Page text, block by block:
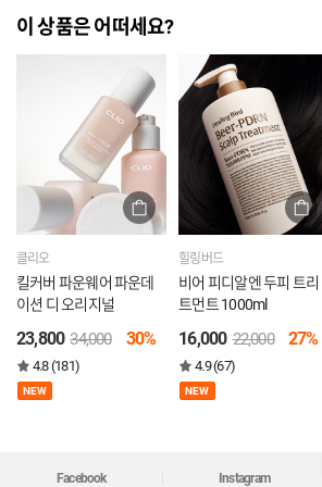
이 상품은 어떠세요?
클리오
킬커버 파운웨어 파운데
이션 디 오리지널
23,800 34,000 30%
4.8 (181)
NEW
힐링버드
비어 피디알엔 두피 트리
트먼트 1000ml
16,000 22,000 27%
4.9 (67)
NEW
Facebook Instagram